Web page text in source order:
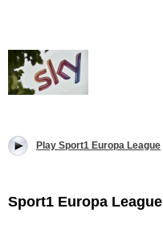
Play Sport1 Europa League
Sport1 Europa League